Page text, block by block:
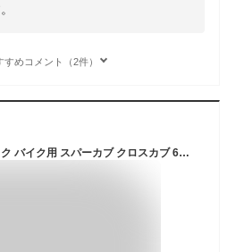
すめコメント（2件）
57L 大容量 リアボックス バイク バイク用 スパーカブ クロスカブ 6色 防水 耐衝撃 トップケース リアケース バイクキャリー 着脱可能 鍵付 汎用 ハンターカブ【取り寄せ】